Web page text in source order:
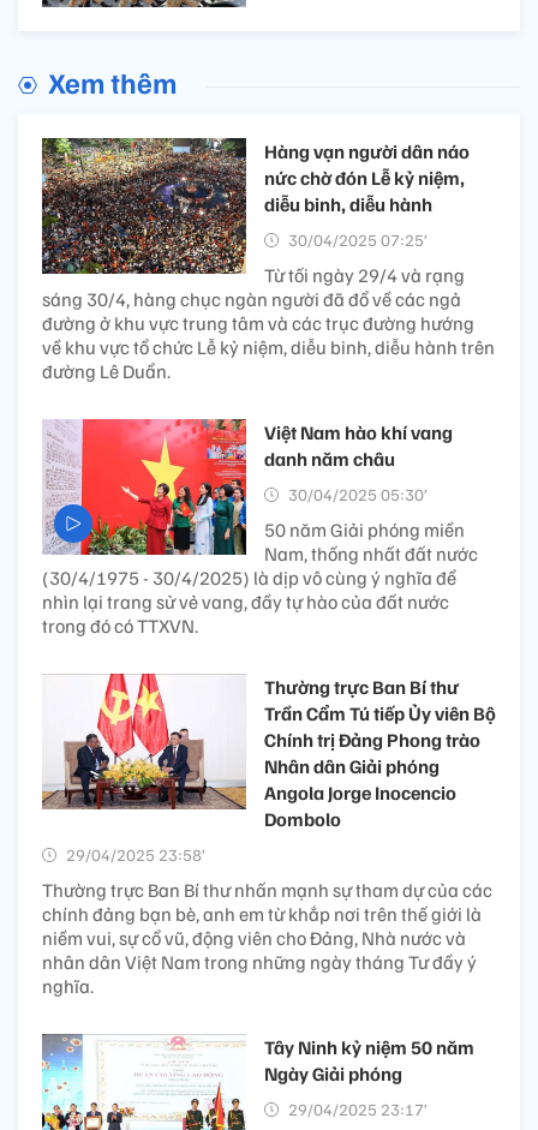
Xem thêm
Hàng vạn người dân náo
nức chờ đón Lễ kỷ niệm,
diễu binh, diễu hành
30/04/2025 07:25’
Từ tối ngày 29/4 và rạng
sáng 30/4, hàng chục ngàn người đã đổ về các ngả
đường ở khu vực trung tâm và các trục đường hướng
về khu vực tổ chức Lễ kỷ niệm, diễu binh, diễu hành trên
đường Lê Duẩn.
Việt Nam hào khí vang
danh năm châu
30/04/2025 05:30’
50 năm Giải phóng miền
Nam, thống nhất đất nước
(30/4/1975 - 30/4/2025) là dịp vô cùng ý nghĩa để
nhìn lại trang sử vẻ vang, đầy tự hào của đất nước
trong đó có TTXVN.
Thường trực Ban Bí thư
Trần Cẩm Tú tiếp Ủy viên Bộ
Chính trị Đảng Phong trào
Nhân dân Giải phóng
Angola Jorge Inocencio
Dombolo
29/04/2025 23:58’
Thường trực Ban Bí thư nhấn mạnh sự tham dự của các
chính đảng bạn bè, anh em từ khắp nơi trên thế giới là
niềm vui, sự cổ vũ, động viên cho Đảng, Nhà nước và
nhân dân Việt Nam trong những ngày tháng Tư đầy ý
nghĩa.
Tây Ninh kỷ niệm 50 năm
Ngày Giải phóng
29/04/2025 23:17’